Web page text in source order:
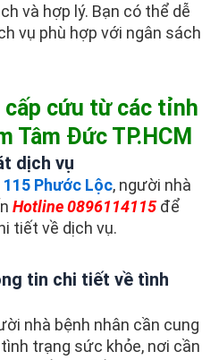
và hợp lý. Bạn có thể dễ
vụ phù hợp với ngân sách
cứu từ các tỉnh
Tâm Đức TP.HCM
dịch vụ
Phước Lộc, người nhà
Hotline 0896114115 để
tiết về dịch vụ.
tin chi tiết về tình
nhà bệnh nhân cần cung
trạng sức khỏe, nơi cần